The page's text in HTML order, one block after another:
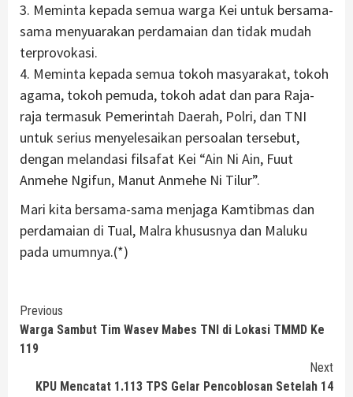
3. Meminta kepada semua warga Kei untuk bersama-
sama menyuarakan perdamaian dan tidak mudah
terprovokasi.
4. Meminta kepada semua tokoh masyarakat, tokoh
agama, tokoh pemuda, tokoh adat dan para Raja-
raja termasuk Pemerintah Daerah, Polri, dan TNI
untuk serius menyelesaikan persoalan tersebut,
dengan melandasi filsafat Kei “Ain Ni Ain, Fuut
Anmehe Ngifun, Manut Anmehe Ni Tilur”.
Mari kita bersama-sama menjaga Kamtibmas dan
perdamaian di Tual, Malra khususnya dan Maluku
pada umumnya.(*)
Continue
Reading
Previous
Warga Sambut Tim Wasev Mabes TNI di Lokasi TMMD Ke
119
Next
KPU Mencatat 1.113 TPS Gelar Pencoblosan Setelah 14